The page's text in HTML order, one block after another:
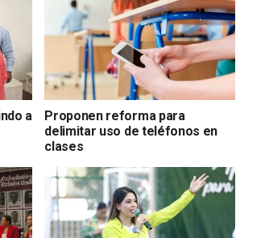
a
Proponen reforma para
delimitar uso de teléfonos en
clases